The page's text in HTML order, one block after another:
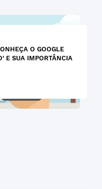
O GOOGLE
E SUA IMPORTÂNCIA